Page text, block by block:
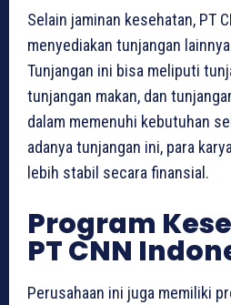
Selain jaminan kesehatan, PT
menyediakan tunjangan
Tunjangan ini bisa meliputi
tunjangan makan, dan
dalam memenuhi kebutuhan
adanya tunjangan ini, para
lebih stabil secara finansial.
Program
PT CNN
Perusahaan ini juga memiliki